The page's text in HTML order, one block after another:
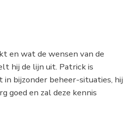
en wat de wensen van de
hij de lijn uit. Patrick is
in bijzonder beheer-situaties, hij
goed en zal deze kennis